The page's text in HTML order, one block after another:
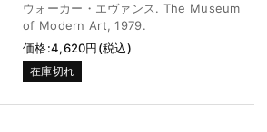
ウォーカー・エヴァンス. The Museum
of Modern Art, 1979.
価格:4,620円(税込)
在庫切れ